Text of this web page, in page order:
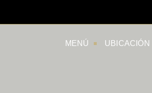
MENÚ UBICACIÓN